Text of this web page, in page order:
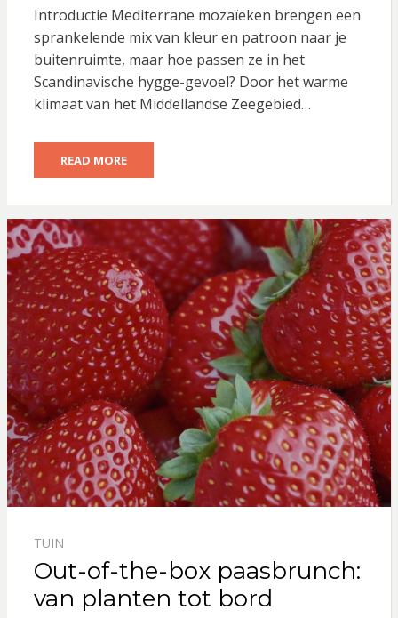
Introductie Mediterrane mozaïeken brengen een
sprankelende mix van kleur en patroon naar je
buitenruimte, maar hoe passen ze in het
Scandinavische hygge-gevoel? Door het warme
klimaat van het Middellandse Zeegebied…
READ MORE
TUIN
Out-of-the-box paasbrunch:
van planten tot bord